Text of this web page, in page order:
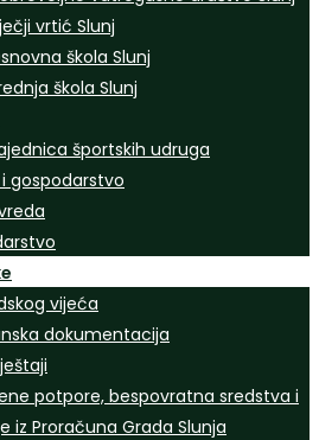
vrtić Slunj
škola Slunj
škola Slunj
športskih udruga
gospodarstvo
vijeća
dokumentacija
potpore, bespovratna sredstva i
iz Proračuna Grada Slunja